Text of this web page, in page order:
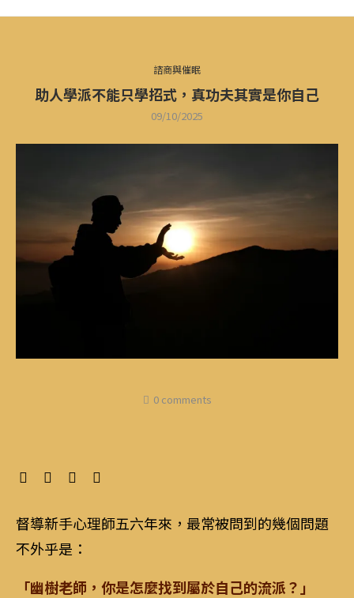
諮商與催眠
助人學派不能只學招式，真功夫其實是你自己
09/10/2025
0 comments
督導新手心理師五六年來，最常被問到的幾個問題
不外乎是：
「幽樹老師，你是怎麼找到屬於自己的流派？」